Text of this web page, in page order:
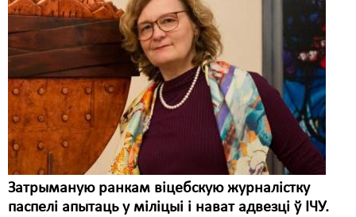
Затрыманую ранкам віцебскую журналістку
паспелі апытаць у міліцыі і нават адвезці ў ІЧУ.
Дзяржава
Дыскрымінацыя
Затрыманьні
Карная псыхіятрыя
КПЧ ААН
Культурныя правы
ЛПП